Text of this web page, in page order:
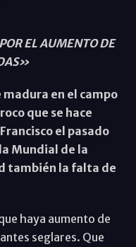
EL AUMENTO DE
en el campo
que se hace
el pasado
Mundial de la
también la falta de
haya aumento de
seglares. Que